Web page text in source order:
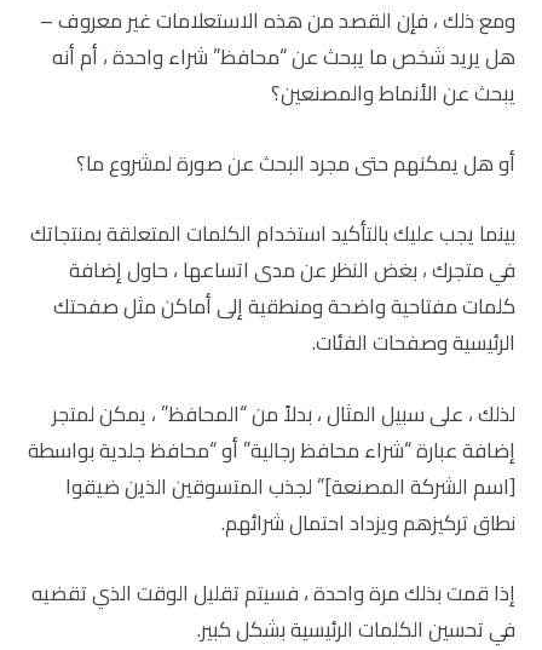
ومع ذلك ، فإن القصد من هذه الاستعلامات غير معروف –
هل يريد شخص ما يبحث عن “محافظ” شراء واحدة ، أم أنه
يبحث عن الأنماط والمصنعين؟
أو هل يمكنهم حتى مجرد البحث عن صورة لمشروع ما؟
بينما يجب عليك بالتأكيد استخدام الكلمات المتعلقة بمنتجاتك
في متجرك ، بغض النظر عن مدى اتساعها ، حاول إضافة
كلمات مفتاحية واضحة ومنطقية إلى أماكن مثل صفحتك
الرئيسية وصفحات الفئات.
لذلك ، على سبيل المثال ، بدلاً من “المحافظ” ، يمكن لمتجر
إضافة عبارة “شراء محافظ رجالية” أو “محافظ جلدية بواسطة
[اسم الشركة المصنعة]” لجذب المتسوقين الذين ضيقوا
نطاق تركيزهم ويزداد احتمال شرائهم.
إذا قمت بذلك مرة واحدة ، فسيتم تقليل الوقت الذي تقضيه
في تحسين الكلمات الرئيسية بشكل كبير.